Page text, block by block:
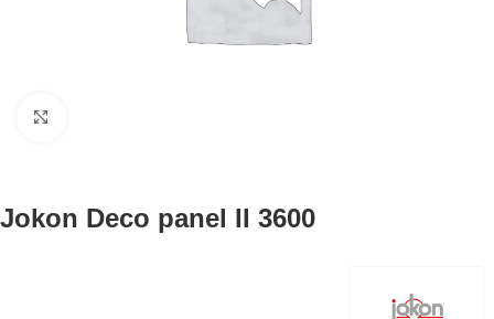
Jokon Deco panel II 3600